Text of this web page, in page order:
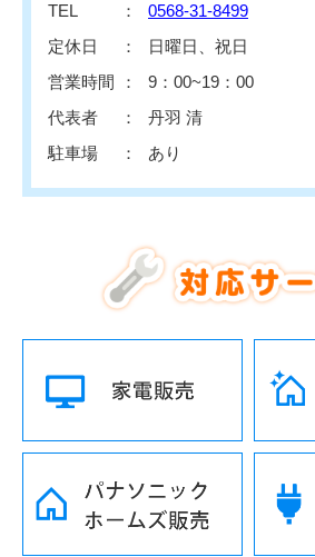
TEL
0568-31-8499
定休日
日曜日、祝日
営業時間
9：00~19：00
代表者
丹羽 清
駐車場
あり